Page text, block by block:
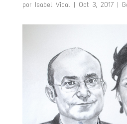
por Isabel Vidal| Oct 3, 2017|